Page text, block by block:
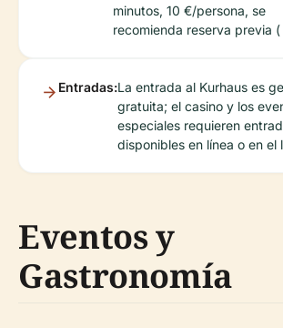
minutos, 10 €/persona, se
recomienda reserva previa (
Entradas:La entrada al Kurhaus es
gratuita; el casino y los
especiales requieren
disponibles en línea o en el
Eventos y
Gastronomía